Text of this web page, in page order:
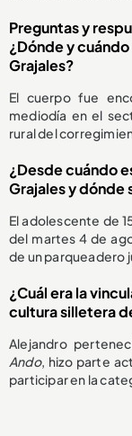
Preguntas y
¿Dónde y
Grajales?
El cuerpo fue
mediodía en el
rural del
¿Desde cuándo
Grajales y dónde
El adolescente de
del martes 4 de
de un parqueadero
¿Cuál era la
cultura silletera
Alejandro
Ando, hizo parte
participar en la